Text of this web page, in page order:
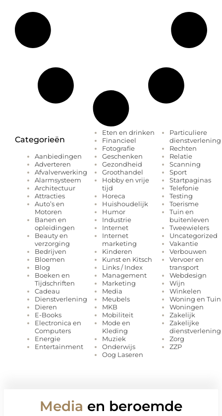
Categorieën
Aanbiedingen
Adverteren
Afvalverwerking
Alarmsysteem
Architectuur
Attracties
Auto’s en
Motoren
Banen en
opleidingen
Beauty en
verzorging
Bedrijven
Bloemen
Blog
Boeken en
Tijdschriften
Cadeau
Dienstverlening
Dieren
E-Books
Electronica en
Computers
Energie
Entertainment
Eten en drinken
Financieel
Fotografie
Geschenken
Gezondheid
Groothandel
Hobby en vrije
tijd
Horeca
Huishoudelijk
Humor
Industrie
Internet
Internet
marketing
Kinderen
Kunst en Kitsch
Links / Index
Management
Marketing
Media
Meubels
MKB
Mobiliteit
Mode en
Kleding
Muziek
Onderwijs
Oog Laseren
Particuliere
dienstverlening
Rechten
Relatie
Scanning
Sport
Startpaginas
Telefonie
Testing
Toerisme
Tuin en
buitenleven
Tweewielers
Uncategorized
Vakantie
Verbouwen
Vervoer en
transport
Webdesign
Wijn
Winkelen
Woning en Tuin
Woningen
Zakelijk
Zakelijke
dienstverlening
Zorg
ZZP
Media en beroemde